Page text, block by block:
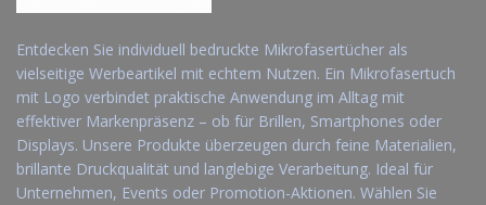
Entdecken Sie individuell bedruckte Mikrofasertücher als
vielseitige Werbeartikel mit echtem Nutzen. Ein Mikrofasertuch
mit Logo verbindet praktische Anwendung im Alltag mit
effektiver Markenpräsenz – ob für Brillen, Smartphones oder
Displays. Unsere Produkte überzeugen durch feine Materialien,
brillante Druckqualität und langlebige Verarbeitung. Ideal für
Unternehmen, Events oder Promotion-Aktionen. Wählen Sie